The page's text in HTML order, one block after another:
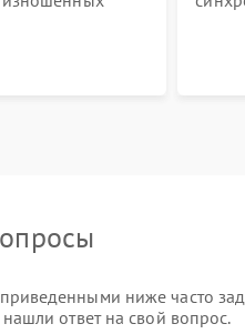
петлителей
ниже часто
ответ на свой вопрос.